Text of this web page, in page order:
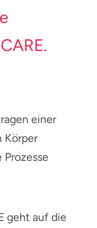
einer
Körper
geht auf die